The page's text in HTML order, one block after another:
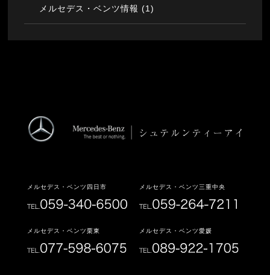
メルセデス・ベンツ情報 (1)
メルセデス・ベンツ四日市 メルセデス・ベンツ三重中央
メルセデス・ベンツ栗東 メルセデス・ベンツ愛媛